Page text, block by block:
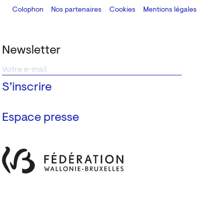
Newsletter
Espace presse
Colophon
Design:Marcel Kaczmarek, code:8080.studio
Nos partenaires Cookies Mentions légales